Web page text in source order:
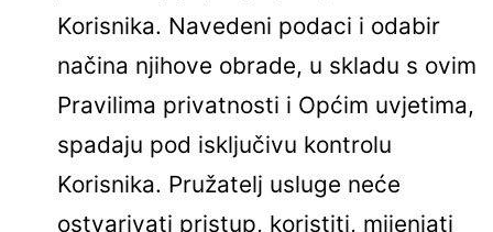
Korisnika. Navedeni podaci i odabir
načina njihove obrade, u skladu s ovim
Pravilima privatnosti i Općim uvjetima,
spadaju pod isključivu kontrolu
Korisnika. Pružatelj usluge neće
ostvarivati pristup, koristiti, mijenjati